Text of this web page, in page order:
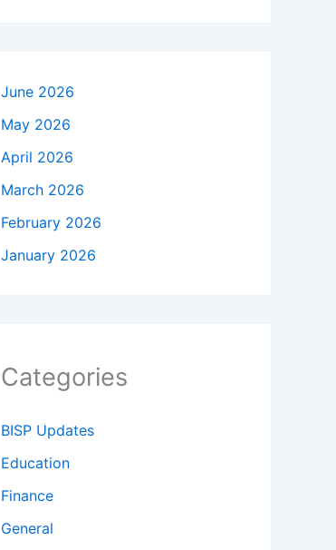
June 2026
May 2026
April 2026
March 2026
February 2026
January 2026
Categories
BISP Updates
Education
Finance
General